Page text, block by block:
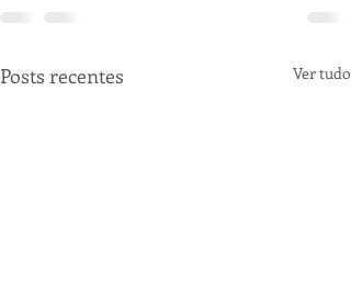
Posts recentes Ver tudo